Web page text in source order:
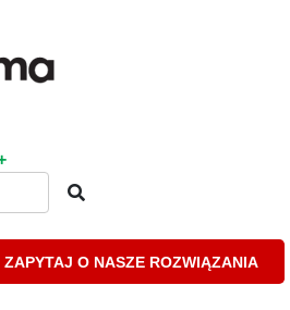
ZAPYTAJ O NASZE ROZWIĄZANIA